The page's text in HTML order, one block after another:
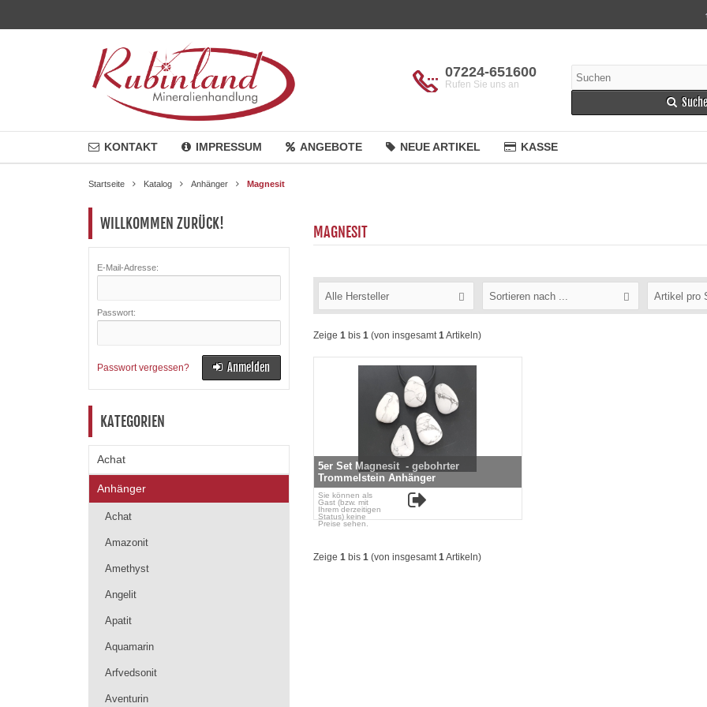
07224-651600
Rufen Sie uns an
KONTAKT IMPRESSUM ANGEBOTE NEUE ARTIKEL KASSE
Startseite Katalog Anhänger Magnesit
MAGNESIT
Alle Hersteller Sortieren nach ... Artikel pro
Zeige 1 bis 1 (von insgesamt1Artikeln)
5er Set Magnesit - gebohrter
Trommelstein Anhänger
Sie können als
Gast (bzw. mit
Ihrem derzeitigen
Status) keine
Preise sehen.
Zeige 1 bis 1 (von insgesamt1Artikeln)
WILLKOMMEN ZURÜCK!
E-Mail-Adresse:
Passwort:
Passwort vergessen? Anmelden
KATEGORIEN
Achat
Anhänger
Achat
Amazonit
Amethyst
Angelit
Apatit
Aquamarin
Arfvedsonit
Aventurin